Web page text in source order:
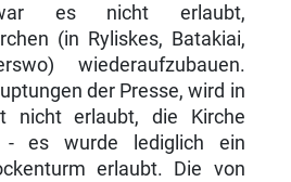
war es nicht erlaubt,
(in Ryliskes, Batakiai,
wiederaufzubauen.
der Presse, wird in
nicht erlaubt, die Kir­che
- es wurde lediglich ein
erlaubt. Die von